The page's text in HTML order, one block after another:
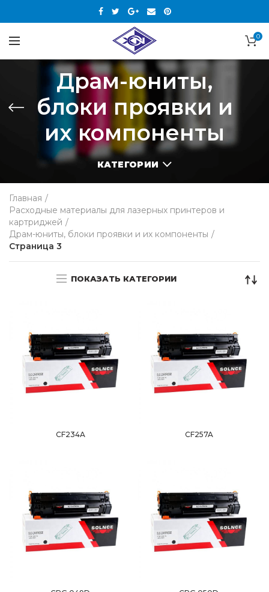
0
Драм-юниты,
блоки проявки и
их компоненты
КАТЕГОРИИ
Главная
Расходные материалы для лазерных принтеров и
картриджей
Драм-юниты, блоки проявки и их компоненты
Страница 3
ПОКАЗАТЬ КАТЕГОРИИ
CF234A CF257A